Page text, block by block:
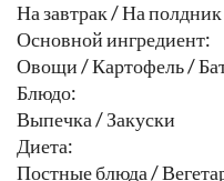
На завтрак / На полдник
Основной ингредиент:
Овощи / Картофель /
Блюдо:
Выпечка / Закуски
Диета:
Постные блюда /